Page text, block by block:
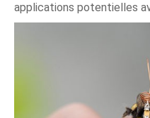
applications potentielles